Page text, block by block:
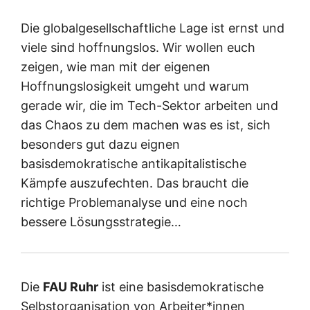
Die globalgesellschaftliche Lage ist ernst und
viele sind hoffnungslos. Wir wollen euch
zeigen, wie man mit der eigenen
Hoffnungslosigkeit umgeht und warum
gerade wir, die im Tech-Sektor arbeiten und
das Chaos zu dem machen was es ist, sich
besonders gut dazu eignen
basisdemokratische antikapitalistische
Kämpfe auszufechten. Das braucht die
richtige Problemanalyse und eine noch
bessere Lösungsstrategie…
Die FAU Ruhr ist eine basisdemokratische
Selbstorganisation von Arbeiter*innen